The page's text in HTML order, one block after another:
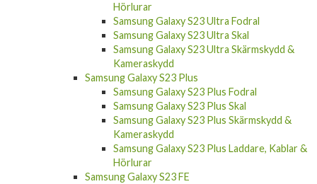
Hörlurar
Samsung Galaxy S23 Ultra Fodral
Samsung Galaxy S23 Ultra Skal
Samsung Galaxy S23 Ultra Skärmskydd &
Kameraskydd
Samsung Galaxy S23 Plus
Samsung Galaxy S23 Plus Fodral
Samsung Galaxy S23 Plus Skal
Samsung Galaxy S23 Plus Skärmskydd &
Kameraskydd
Samsung Galaxy S23 Plus Laddare, Kablar &
Hörlurar
Samsung Galaxy S23 FE